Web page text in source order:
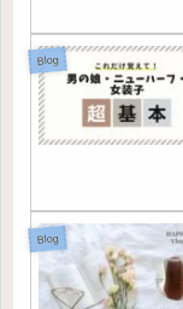
Blog
Blog